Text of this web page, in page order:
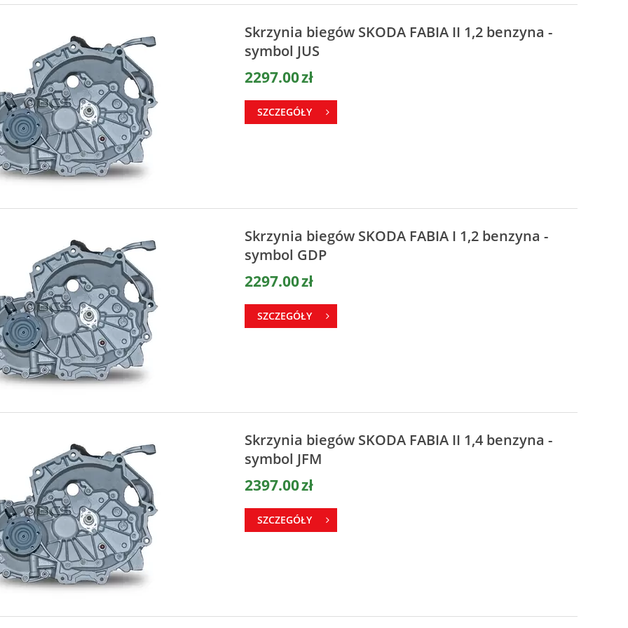
Skrzynia biegów SKODA FABIA II 1,2 benzyna -
symbol JUS
2297.00zł
SZCZEGÓŁY
Skrzynia biegów SKODA FABIA I 1,2 benzyna -
symbol GDP
2297.00zł
SZCZEGÓŁY
Skrzynia biegów SKODA FABIA II 1,4 benzyna -
symbol JFM
2397.00zł
SZCZEGÓŁY